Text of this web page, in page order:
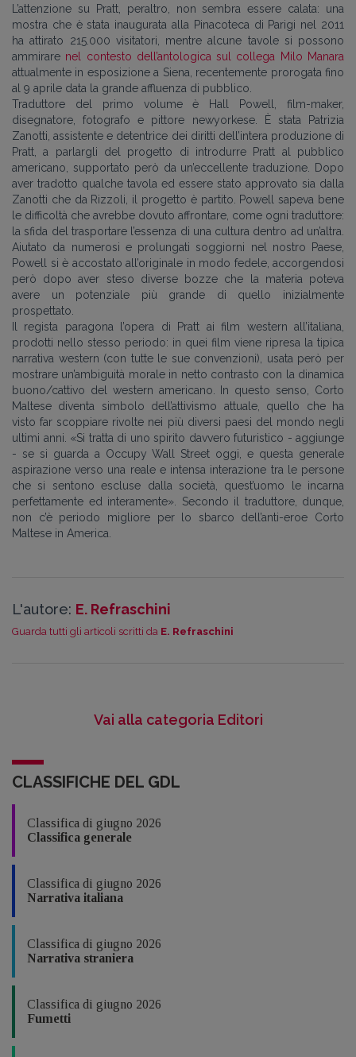
L’attenzione su Pratt, peraltro, non sembra essere calata: una
mostra che è stata inaugurata alla Pinacoteca di Parigi nel 2011
ha attirato 215.000 visitatori, mentre alcune tavole si possono
ammirare nel contesto dell’antologica sul collega Milo Manara
attualmente in esposizione a Siena, recentemente prorogata fino
al 9 aprile data la grande affluenza di pubblico.
Traduttore del primo volume è Hall Powell, film-maker,
disegnatore, fotografo e pittore newyorkese. È stata Patrizia
Zanotti, assistente e detentrice dei diritti dell’intera produzione di
Pratt, a parlargli del progetto di introdurre Pratt al pubblico
americano, supportato però da un’eccellente traduzione. Dopo
aver tradotto qualche tavola ed essere stato approvato sia dalla
Zanotti che da Rizzoli, il progetto è partito. Powell sapeva bene
le difficoltà che avrebbe dovuto affrontare, come ogni traduttore:
la sfida del trasportare l’essenza di una cultura dentro ad un’altra.
Aiutato da numerosi e prolungati soggiorni nel nostro Paese,
Powell si è accostato all’originale in modo fedele, accorgendosi
però dopo aver steso diverse bozze che la materia poteva
avere un potenziale più grande di quello inizialmente
prospettato.
Il regista paragona l’opera di Pratt ai film western all’italiana,
prodotti nello stesso periodo: in quei film viene ripresa la tipica
narrativa western (con tutte le sue convenzioni), usata però per
mostrare un’ambiguità morale in netto contrasto con la dinamica
buono/cattivo del western americano. In questo senso, Corto
Maltese diventa simbolo dell’attivismo attuale, quello che ha
visto far scoppiare rivolte nei più diversi paesi del mondo negli
ultimi anni. «Si tratta di uno spirito davvero futuristico - aggiunge
- se si guarda a Occupy Wall Street oggi, e questa generale
aspirazione verso una reale e intensa interazione tra le persone
che si sentono escluse dalla società, quest’uomo le incarna
perfettamente ed interamente». Secondo il traduttore, dunque,
non c’è periodo migliore per lo sbarco dell’anti-eroe Corto
Maltese in America.
L'autore: E. Refraschini
Guarda tutti gli articoli scritti da E. Refraschini
Vai alla categoria Editori
CLASSIFICHE DEL GDL
Classifica di giugno 2026
Classifica generale
Classifica di giugno 2026
Narrativa italiana
Classifica di giugno 2026
Narrativa straniera
Classifica di giugno 2026
Fumetti